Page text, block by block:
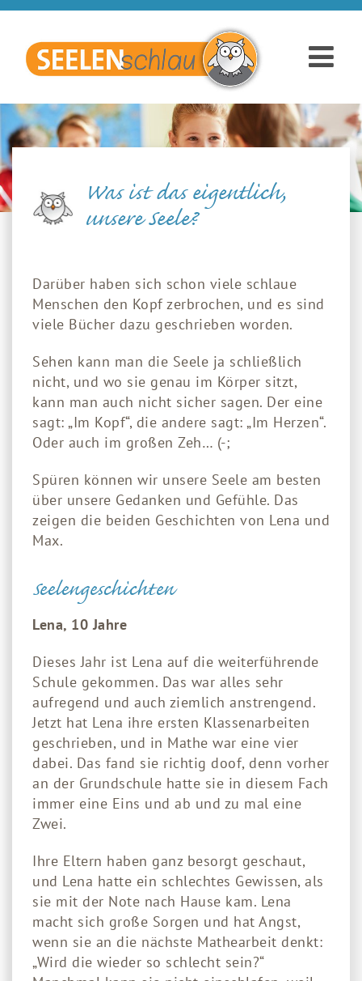
Was ist das eigentlich,
unsere Seele?
Darüber haben sich schon viele schlaue
Menschen den Kopf zerbrochen, und es sind
viele Bücher dazu geschrieben worden.
Sehen kann man die Seele ja schließlich
nicht, und wo sie genau im Körper sitzt,
kann man auch nicht sicher sagen. Der eine
sagt: „Im Kopf“, die andere sagt: „Im Herzen“.
Oder auch im großen Zeh… (-;
Spüren können wir unsere Seele am besten
über unsere Gedanken und Gefühle. Das
zeigen die beiden Geschichten von Lena und
Max.
Seelengeschichten
Lena, 10 Jahre
Dieses Jahr ist Lena auf die weiterführende
Schule gekommen. Das war alles sehr
aufregend und auch ziemlich anstrengend.
Jetzt hat Lena ihre ersten Klassenarbeiten
geschrieben, und in Mathe war eine vier
dabei. Das fand sie richtig doof, denn vorher
an der Grundschule hatte sie in diesem Fach
immer eine Eins und ab und zu mal eine
Zwei.
Ihre Eltern haben ganz besorgt geschaut,
und Lena hatte ein schlechtes Gewissen, als
sie mit der Note nach Hause kam. Lena
macht sich große Sorgen und hat Angst,
wenn sie an die nächste Mathearbeit denkt:
„Wird die wieder so schlecht sein?“